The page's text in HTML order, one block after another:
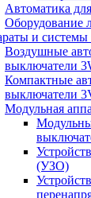
Автоматика
Оборудование
и системы
Воздушные
выключатели
Компактные
выключатели
Модульная
(УЗО)